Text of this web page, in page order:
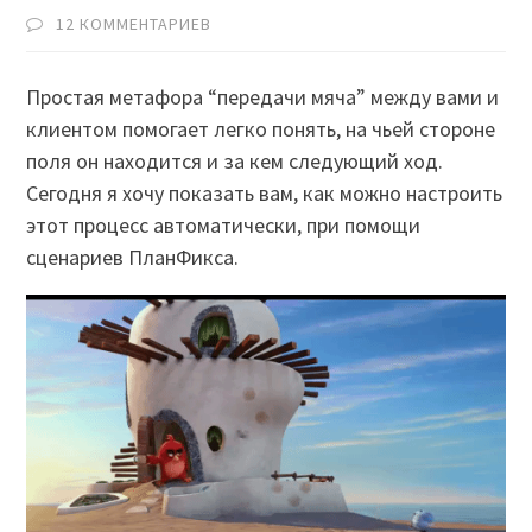
12 КОММЕНТАРИЕВ
Простая метафора “передачи мяча” между вами и
клиентом помогает легко понять, на чьей стороне
поля он находится и за кем следующий ход.
Сегодня я хочу показать вам, как можно настроить
этот процесс автоматически, при помощи
сценариев ПланФикса.